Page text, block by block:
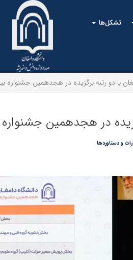
تشکل‌ها
با دو رتبه برگزیده در هجدهمین جشنواره
در هجدهمین
و دستاوردها